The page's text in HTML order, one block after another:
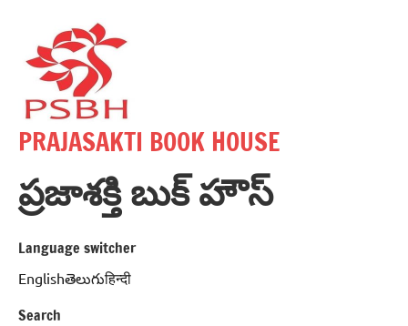
content
PRAJASAKTI BOOK HOUSE
ప్రజాశక్తి బుక్ హౌస్
Language switcher
Englishతెలుగుहिन्दी
Search